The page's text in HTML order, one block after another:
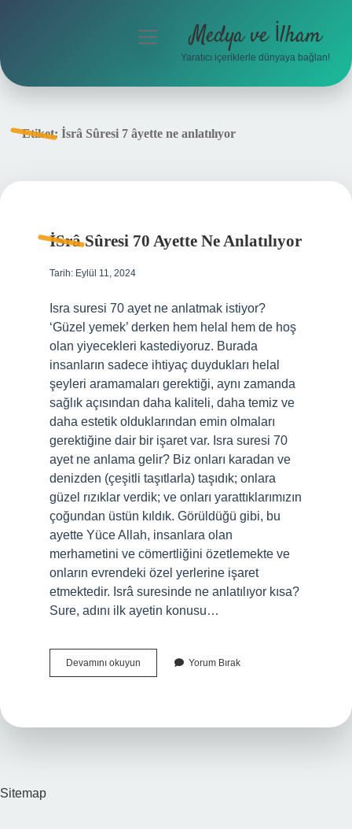
menüyü
Medya ve İlham
Yaratıcı içeriklerle dünyaya bağlan!
Etiket: İsrâ Sûresi 7 âyette ne anlatılıyor
İSrâ Sûresi 70 Ayette Ne Anlatılıyor
Tarih: Eylül 11, 2024
Isra suresi 70 ayet ne anlatmak istiyor?
‘Güzel yemek’ derken hem helal hem de hoş
olan yiyecekleri kastediyoruz. Burada
insanların sadece ihtiyaç duydukları helal
şeyleri aramamaları gerektiği, aynı zamanda
sağlık açısından daha kaliteli, daha temiz ve
daha estetik olduklarından emin olmaları
gerektiğine dair bir işaret var. Isra suresi 70
ayet ne anlama gelir? Biz onları karadan ve
denizden (çeşitli taşıtlarla) taşıdık; onlara
güzel rızıklar verdik; ve onları yarattıklarımızın
çoğundan üstün kıldık. Görüldüğü gibi, bu
ayette Yüce Allah, insanlara olan
merhametini ve cömertliğini özetlemekte ve
onların evrendeki özel yerlerine işaret
etmektedir. Isrâ suresinde ne anlatılıyor kısa?
Sure, adını ilk ayetin konusu…
Devamını okuyun
Sûresi
Yorum Bırak
Sitemap